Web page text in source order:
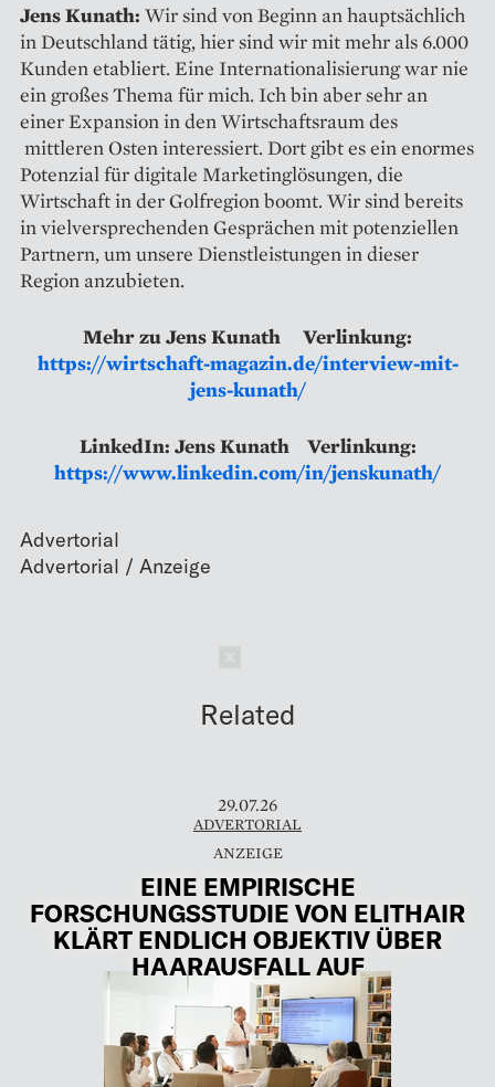
Jens Kunath: Wir sind von Beginn an hauptsächlich
in Deutschland tätig, hier sind wir mit mehr als 6.000
Kunden etabliert. Eine Internationalisierung war nie
ein großes Thema für mich. Ich bin aber sehr an
einer Expansion in den Wirtschaftsraum des
mittleren Osten interessiert. Dort gibt es ein enormes
Potenzial für digitale Marketinglösungen, die
Wirtschaft in der Golfregion boomt. Wir sind bereits
in vielversprechenden Gesprächen mit potenziellen
Partnern, um unsere Dienstleistungen in dieser
Region anzubieten.
Mehr zu Jens Kunath Verlinkung:
https://wirtschaft-magazin.de/interview-mit-
jens-kunath/
LinkedIn: Jens Kunath Verlinkung:
https://www.linkedin.com/in/jenskunath/
Advertorial
Related
29.07.26
ADVERTORIAL
EINE EMPIRISCHE
FORSCHUNGSSTUDIE VON ELITHAIR
KLÄRT ENDLICH OBJEKTIV ÜBER
HAARAUSFALL AUF